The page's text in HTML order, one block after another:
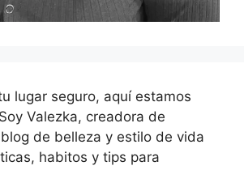
lugar seguro, aquí estamos
Valezka, creadora de
blog de belleza y estilo de vida
habitos y tips para